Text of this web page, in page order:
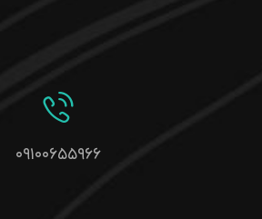
۰۹۱۰۰۶۵۵۹۶۶